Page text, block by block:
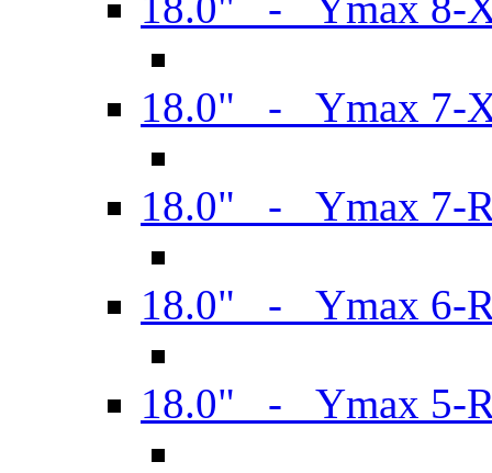
18.0" - Ymax 7-
18.0" - Ymax 7-
18.0" - Ymax 6-
18.0" - Ymax 5-